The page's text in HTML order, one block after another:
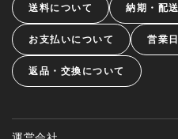
送料について 納期・配
お支払いについて 営業
返品・交換について